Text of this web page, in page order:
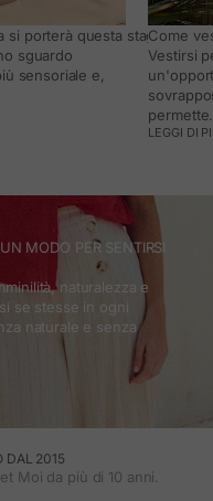
porterà questa stagione e
sguardo
sensoriale e,
Come
Vestirsi
permette.
LEGGI DI
MODO PER SENTIRSI
naturalezza e
se stesse in ogni
naturale e senza
DAL 2015
Moi da più di 10 anni.